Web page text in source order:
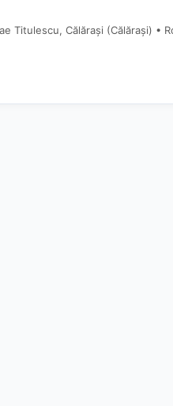
Titulescu, Călărași (Călărași) •